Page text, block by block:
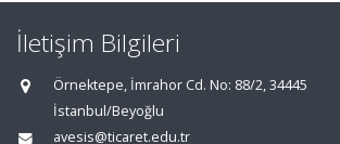
İletişim Bilgileri
Örnektepe, İmrahor Cd. No: 88/2, 34445
İstanbul/Beyoğlu
avesis@ticaret.edu.tr